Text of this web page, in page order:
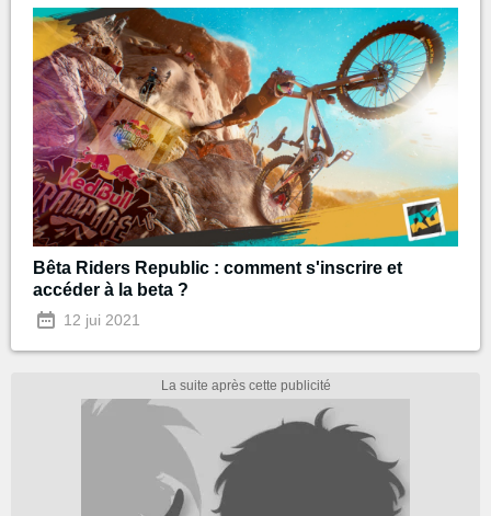
Bêta Riders Republic : comment s'inscrire et
accéder à la beta ?
12 jui 2021